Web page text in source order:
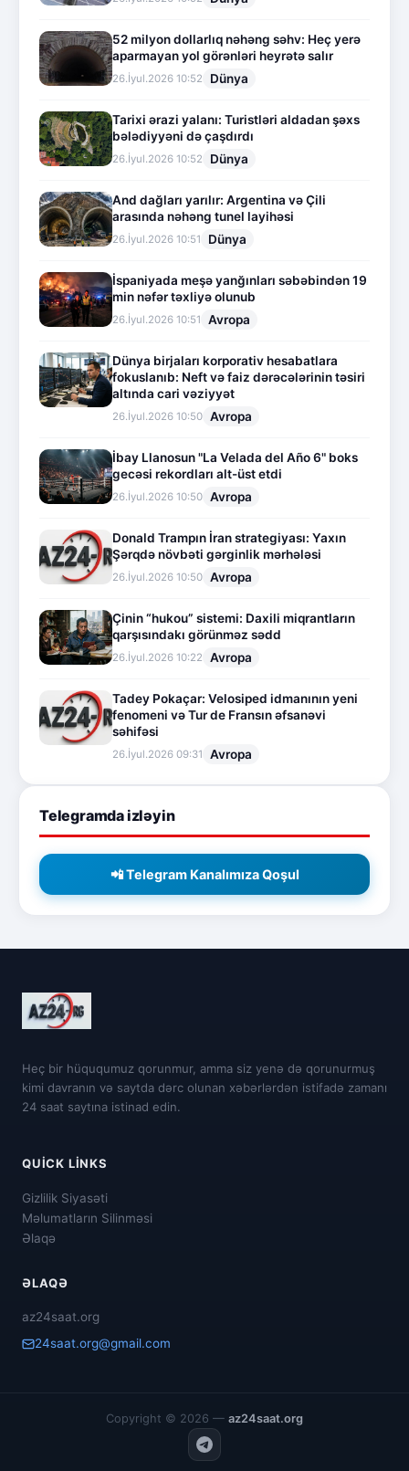
52 milyon dollarlıq nəhəng səhv: Heç yerə
aparmayan yol görənləri heyrətə salır
26.İyul.2026 10:52 Dünya
Tarixi ərazi yalanı: Turistləri aldadan şəxs
bələdiyyəni də çaşdırdı
26.İyul.2026 10:52 Dünya
And dağları yarılır: Argentina və Çili
arasında nəhəng tunel layihəsi
26.İyul.2026 10:51 Dünya
İspaniyada meşə yanğınları səbəbindən 19
min nəfər təxliyə olunub
26.İyul.2026 10:51 Avropa
Dünya birjaları korporativ hesabatlara
fokuslanıb: Neft və faiz dərəcələrinin təsiri
altında cari vəziyyət
26.İyul.2026 10:50 Avropa
İbay Llanosun "La Velada del Año 6" boks
gecəsi rekordları alt-üst etdi
26.İyul.2026 10:50 Avropa
Donald Trampın İran strategiyası: Yaxın
Şərqdə növbəti gərginlik mərhələsi
26.İyul.2026 10:50 Avropa
Çinin “hukou” sistemi: Daxili miqrantların
qarşısındakı görünməz sədd
26.İyul.2026 10:22 Avropa
Tadey Pokaçar: Velosiped idmanının yeni
fenomeni və Tur de Fransın əfsanəvi
səhifəsi
26.İyul.2026 09:31 Avropa
Telegramda izləyin
📲 Telegram Kanalımıza Qoşul
Heç bir hüququmuz qorunmur, amma siz yenə də qorunurmuş
kimi davranın və saytda dərc olunan xəbərlərdən istifadə zamanı
24 saat saytına istinad edin.
QUICK LINKS
Gizlilik Siyasəti
Məlumatların Silinməsi
Əlaqə
ƏLAQƏ
az24saat.org
24saat.org@gmail.com
Copyright © 2026 — az24saat.org